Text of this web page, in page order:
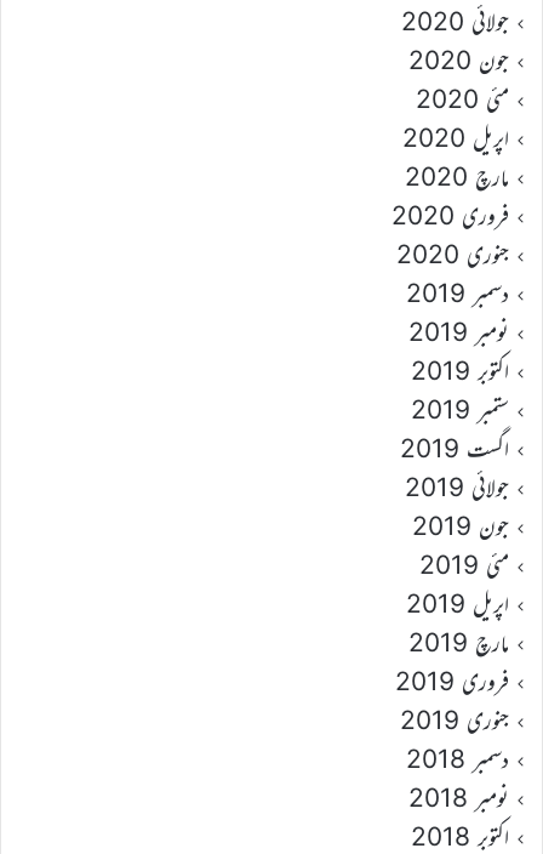
جولائی 2020
جون 2020
مئی 2020
اپریل 2020
مارچ 2020
فروری 2020
جنوری 2020
دسمبر 2019
نومبر 2019
اکتوبر 2019
ستمبر 2019
اگست 2019
جولائی 2019
جون 2019
مئی 2019
اپریل 2019
مارچ 2019
فروری 2019
جنوری 2019
دسمبر 2018
نومبر 2018
اکتوبر 2018